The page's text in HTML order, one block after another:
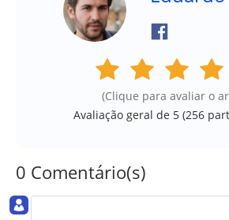
(Clique para avaliar o
Avaliação geral de 5 (256
0 Comentário(s)